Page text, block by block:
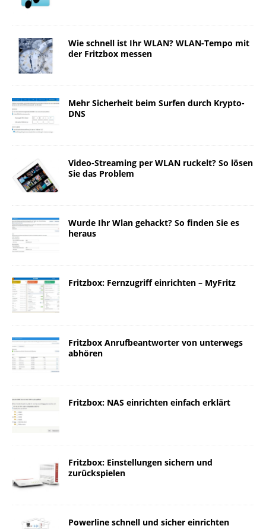
Wie schnell ist Ihr WLAN? WLAN-Tempo mit
der Fritzbox messen
Mehr Sicherheit beim Surfen durch Krypto-
DNS
Video-Streaming per WLAN ruckelt? So lösen
Sie das Problem
Wurde Ihr Wlan gehackt? So finden Sie es
heraus
Fritzbox: Fernzugriff einrichten – MyFritz
Fritzbox Anrufbeantworter von unterwegs
abhören
Fritzbox: NAS einrichten einfach erklärt
Fritzbox: Einstellungen sichern und
zurückspielen
Powerline schnell und sicher einrichten